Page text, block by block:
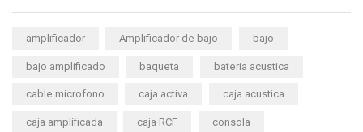
amplificador Amplificador de bajo bajo
bajo amplificado baqueta bateria acustica
cable microfono caja activa caja acustica
caja amplificada caja RCF consola